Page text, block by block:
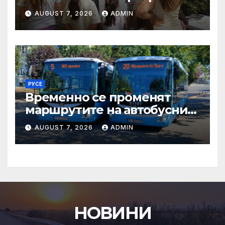
периода 10.08.2026 –
14.08.2026
AUGUST 7, 2026 ADMIN
РУСЕ
Временно се променят
маршрутите на автобусни
линии № 5 и № 20 заради
строително-ремонтни
дейности
AUGUST 7, 2026 ADMIN
НОВИНИ